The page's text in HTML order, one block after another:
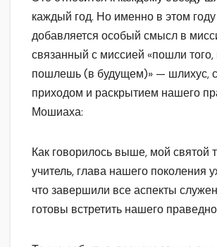
каждый год. Но именно в этом году
добавляется особый смысл в
связанный с миссией «пошли того,
пошлешь (в будущем)» — шлихус,
приходом и раскрытием нашего
Мошиаха:
Как говорилось выше, мой святой
учитель, глава нашего поколения
что завершили все аспекты
готовы встретить нашего